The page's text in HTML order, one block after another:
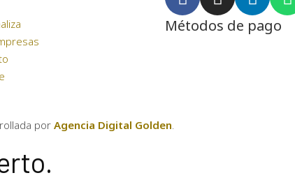
Métodos de pago
por Agencia Digital Golden.